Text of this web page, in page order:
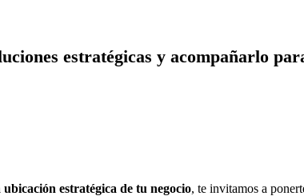
estratégicas y acompañarlo
estratégica de tu negocio, te invitamos a